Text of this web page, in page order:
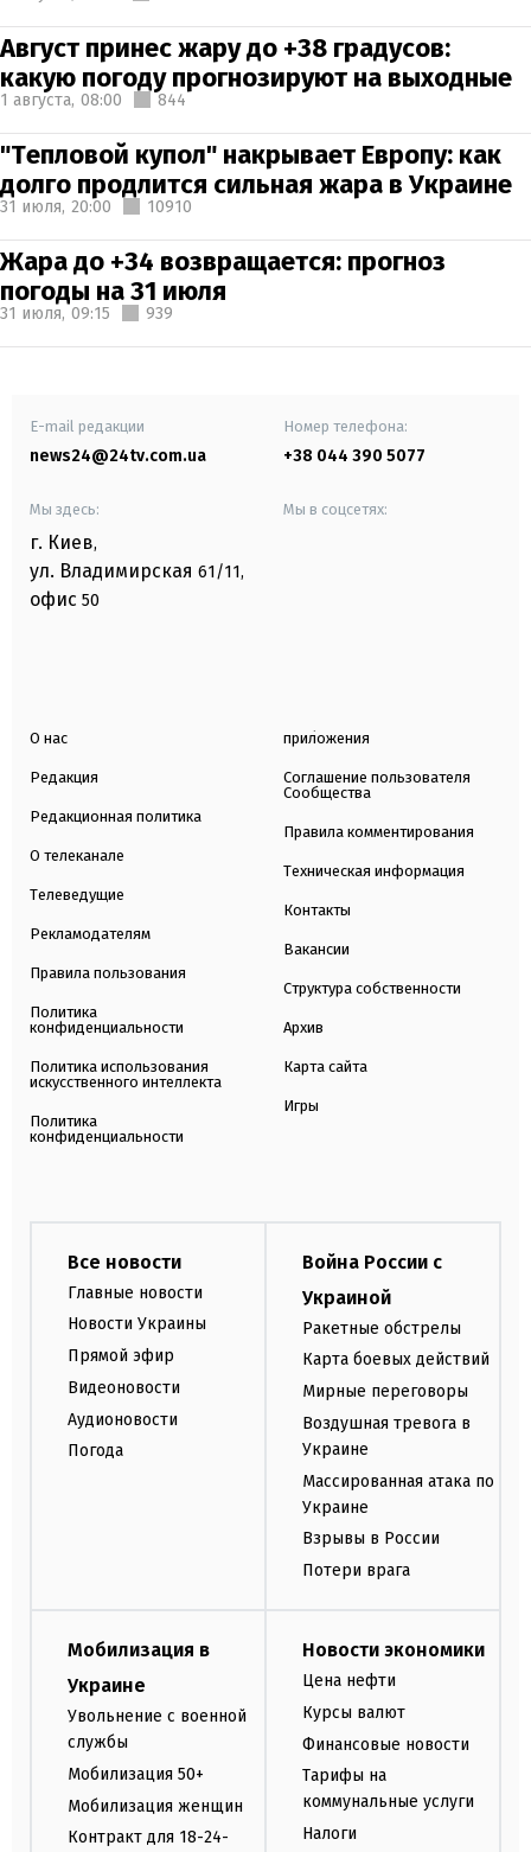
Август принес жару до +38 градусов:
какую погоду прогнозируют на выходные
1 августа, 08:00 844
"Тепловой купол" накрывает Европу: как
долго продлится сильная жара в Украине
31 июля, 20:00 10910
Жара до +34 возвращается: прогноз
погоды на 31 июля
31 июля, 09:15 939
E-mail редакции
news24@24tv.com.ua
Номер телефона:
+38 044 390 5077
Мы здесь:
г. Киев,
ул. Владимирская 61/11,
офис 50
Мы в соцсетях:
О нас
Редакция
Редакционная политика
О телеканале
Телеведущие
Рекламодателям
Правила пользования
Политика
конфиденциальности
Политика использования
искусственного интеллекта
Политика
конфиденциальности
приложения
Соглашение пользователя
Сообщества
Правила комментирования
Техническая информация
Контакты
Вакансии
Структура собственности
Архив
Карта сайта
Игры
Все новости
Главные новости
Новости Украины
Прямой эфир
Видеоновости
Аудионовости
Погода
Война России с
Украиной
Ракетные обстрелы
Карта боевых действий
Мирные переговоры
Воздушная тревога в
Украине
Массированная атака по
Украине
Взрывы в России
Потери врага
Мобилизация в
Украине
Увольнение с военной
службы
Мобилизация 50+
Мобилизация женщин
Контракт для 18-24-
Новости экономики
Цена нефти
Курсы валют
Финансовые новости
Тарифы на
коммунальные услуги
Налоги